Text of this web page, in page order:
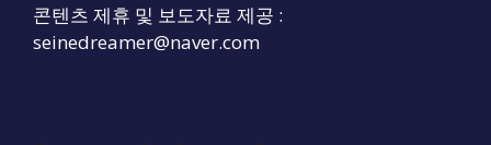
콘텐츠 제휴 및 보도자료 제공 :
seinedreamer@naver.com